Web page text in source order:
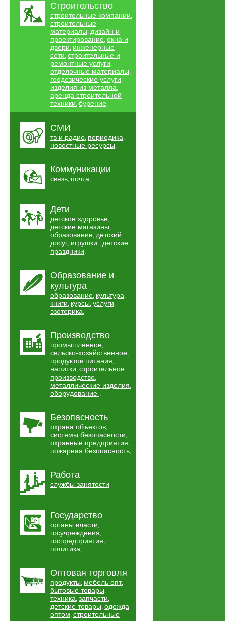
Строительство
строительные компании,
строительные
материалы, дизайн и
проектирование, окна и
двери, инженерные
сети, строительные и
ремонтные услуги,
отделочные материалы,
геодезические услуги,
изделия из металла,
аренда строительной
техники, бурение,
СМИ
тв и радио, периодика,
новостные ресурсы,
Коммуникации
связь, почта,
Дети
детское здоровье,
детские магазины,
образование, детский
досуг, игрушки , детские
праздники,
Образование и
культура
образование, культура,
книги, курсы, услуги,
эзотерика,
Производство
промышленное,
сельско-хозяйственное,
продуктов питания,
напитки, строительное
производство,
металлические изделия,
оборудование ,
Безопасность
охрана объектов,
системы безопасности,
охранные предприятия,
пожарная безопасность,
Работа
службы занятости
Государство
органы власти,
госучреждения,
госпредприятия,
политика,
Оптовая торговля
продукты, мебель опт,
бытовые товары,
техника, запчасти,
детские товары, одежда
оптом, строительные